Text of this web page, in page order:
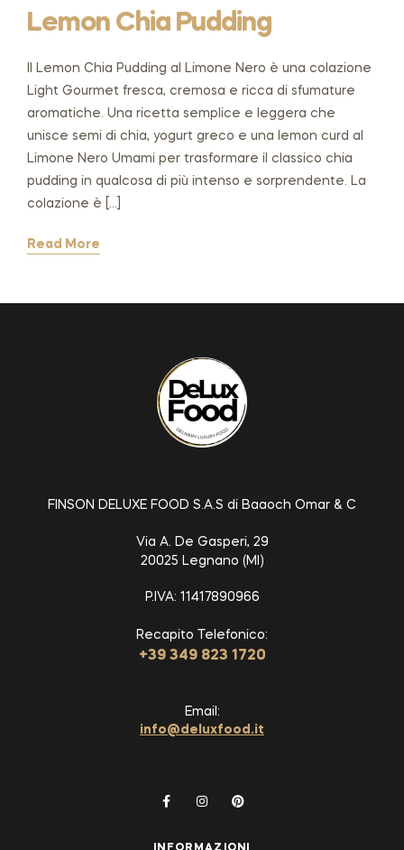
Lemon Chia Pudding
Il Lemon Chia Pudding al Limone Nero è una colazione
Light Gourmet fresca, cremosa e ricca di sfumature
aromatiche. Una ricetta semplice e leggera che
unisce semi di chia, yogurt greco e una lemon curd al
Limone Nero Umami per trasformare il classico chia
pudding in qualcosa di più intenso e sorprendente. La
colazione è […]
Read More
FINSON DELUXE FOOD S.A.S di Baaoch Omar & C
Via A. De Gasperi, 29
20025 Legnano (MI)
P.IVA: 11417890966
Recapito Telefonico:
+39 349 823 1720
Email:
info@deluxfood.it